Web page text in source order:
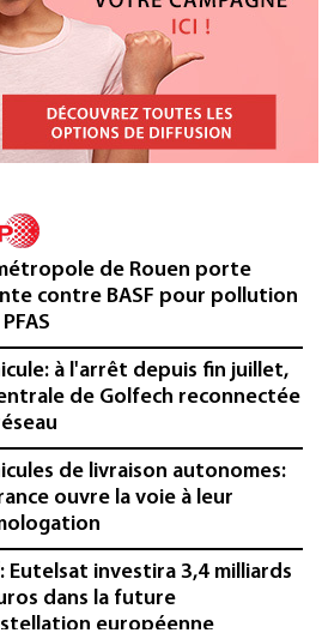
de Rouen porte
contre BASF pour pollution
à l'arrêt depuis fin juillet,
de Golfech reconnectée
de livraison autonomes:
ouvre la voie à leur
Eutelsat investira 3,4 milliards
dans la future
européenne